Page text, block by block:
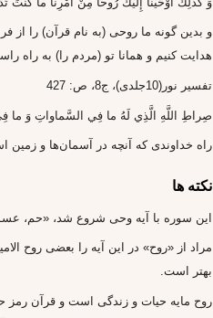
و بدين گونه ما روحى (به نام قرآن) را از
هدايت كنيم و همانا تو (مردم را) به راه
تفسير نور(10جلدى)، ج‌8، ص: 427
صِراطِ اللَّهِ الَّذِي لَهُ ما فِي السَّماواتِ وَ ما فِي
راه خداوندى كه آنچه در آسمان‌ها و
نکته ها
اين سوره با آيه وحى شروع شد، «حم‌،
بهتر است.
روح مايه حيات و زندگى است و قرآن